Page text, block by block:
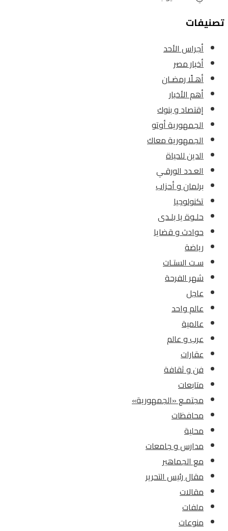
تصنيفات
أجراس الأحد
أخبار مصر
أهـلًا رمضـان
أهم الأخبار
إقتصاد و بنوك
الجمهورية أوتو
الجمهورية معاك
الدين للحياة
العـدد الورقـي
برلمان و أحزاب
تكنولوجيا
حلـوة يا بلـدى
حوادث و قضايا
رياضة
سـت الستـات
شهر الفرحة
عاجل
عالم واحد
عالمية
عرب و عالم
عقارات
فن و ثقافة
متابعات
مجتمـع «الجمهورية»
محافظات
محلية
مدارس و جامعات
مع الجماهير
مقال رئيس التحرير
مقالات
ملفات
منوعات